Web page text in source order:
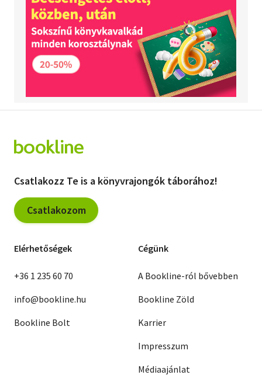
Csatlakozz Te is a könyvrajongók táborához!
Csatlakozom
Elérhetőségek
+36 1 235 60 70
info@bookline.hu
Bookline Bolt
Cégünk
A Bookline-ról bővebben
Bookline Zöld
Karrier
Impresszum
Médiaajánlat